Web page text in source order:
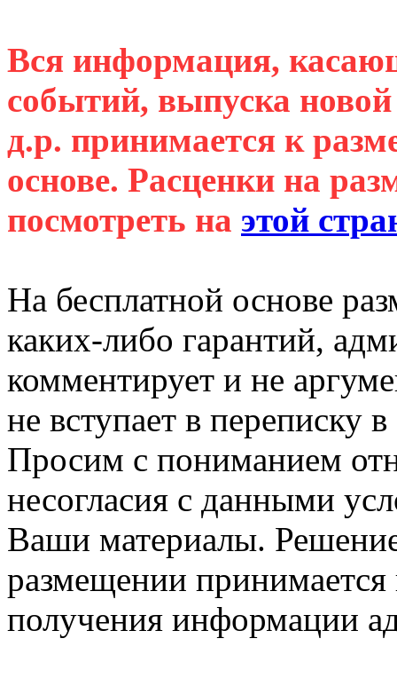
Вся информация,
событий, выпуска
д.р. принимается к
основе. Расценки на
посмотреть на этой
На бесплатной основе
каких-либо гарантий,
комментирует и не
не вступает в переписку
Просим с пониманием
несогласия с данными
Ваши материалы.
размещении
получения информации